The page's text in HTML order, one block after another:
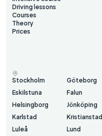
Driving lessons
Courses
Theory
Prices
Stockholm Göteborg
Eskilstuna
Falun
Helsingborg
Jönköping
Karlstad
Kristianstad
Luleå
Lund